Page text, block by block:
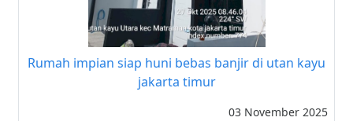
Rumah impian siap huni bebas banjir di utan kayu
jakarta timur
03 November 2025